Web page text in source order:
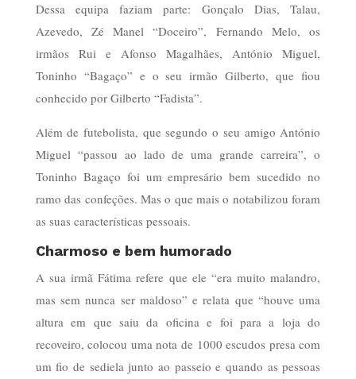
Dessa equipa faziam parte: Gonçalo Dias, Talau,
Azevedo, Zé Manel “Doceiro”, Fernando Melo, os
irmãos Rui e Afonso Magalhães, António Miguel,
Toninho “Bagaço” e o seu irmão Gilberto, que fiou
conhecido por Gilberto “Fadista”.
Além de futebolista, que segundo o seu amigo António
Miguel “passou ao lado de uma grande carreira”, o
Toninho Bagaço foi um empresário bem sucedido no
ramo das confeções. Mas o que mais o notabilizou foram
as suas características pessoais.
Charmoso e bem humorado
A sua irmã Fátima refere que ele “era muito malandro,
mas sem nunca ser maldoso” e relata que “houve uma
altura em que saiu da oficina e foi para a loja do
recoveiro, colocou uma nota de 1000 escudos presa com
um fio de sediela junto ao passeio e quando as pessoas